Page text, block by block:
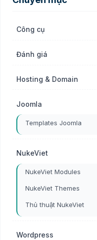
Công cụ
Đánh giá
Hosting & Domain
Joomla
Templates Joomla
NukeViet
NukeViet Modules
NukeViet Themes
Thủ thuật NukeViet
Wordpress